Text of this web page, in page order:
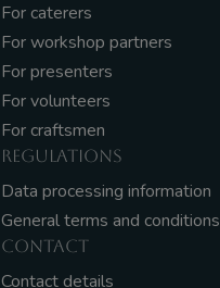
For caterers
For workshop partners
For presenters
For volunteers
For craftsmen
REGULATIONS
Data processing information
General terms and conditions
CONTACT
Contact details